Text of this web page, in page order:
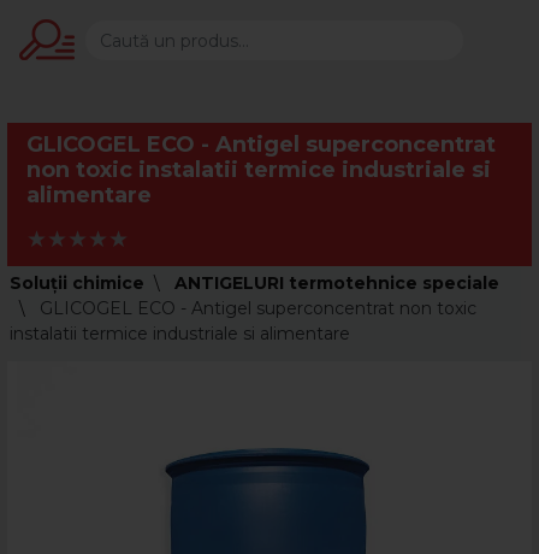
GLICOGEL ECO - Antigel superconcentrat
non toxic instalatii termice industriale si
alimentare
Soluții chimice
ANTIGELURI termotehnice speciale
GLICOGEL ECO - Antigel superconcentrat non toxic
instalatii termice industriale si alimentare